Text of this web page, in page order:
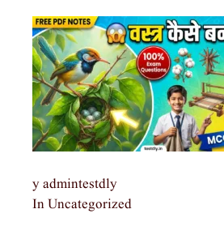
y admintestdly
In Uncategorized